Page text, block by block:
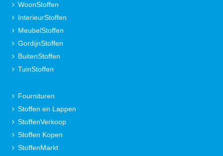
WoonStoffen
InterieurStoffen
MeubelStoffen
GordijnStoffen
BuitenStoffen
TuinStoffen
Fournituren
Stoffen en Lappen
StoffenVerkoop
Stoffen Kopen
StoffenMarkt